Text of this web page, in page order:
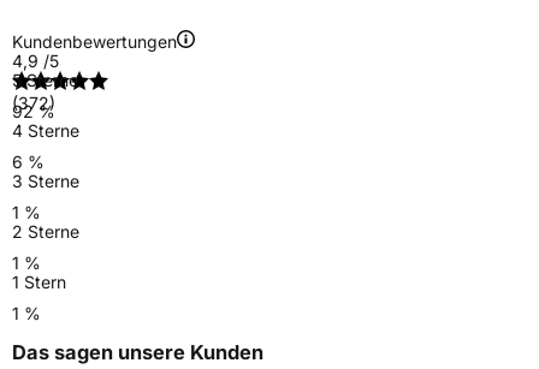
Kundenbewertungen
4,9 /5
(372)
5 Sterne
92 %
4 Sterne
6 %
3 Sterne
1 %
2 Sterne
1 %
1 Stern
1 %
Das sagen unsere Kunden